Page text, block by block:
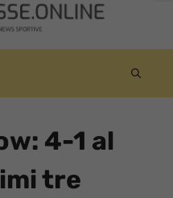
4-1 al
tre